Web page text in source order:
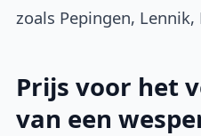
zoals Pepingen, Lennik,
Prijs voor het
van een